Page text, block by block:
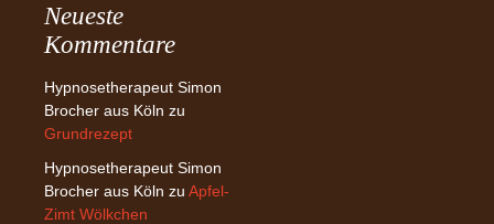
Neueste
Kommentare
Hypnosetherapeut Simon
Brocher aus Köln zu
Grundrezept
Hypnosetherapeut Simon
Brocher aus Köln zu Apfel-
Zimt Wölkchen